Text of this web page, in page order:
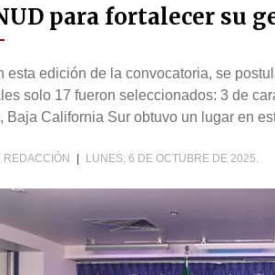
para fortalecer su
esta edición de la convocatoria, se
solo 17 fueron seleccionados: 3 de
Baja California Sur obtuvo un lugar en
REDACCIÓN LUNES, 6 DE OCTUBRE DE 2025.